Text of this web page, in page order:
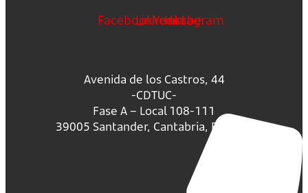
FacebookLinkedin
Youtube
Instagram
Avenida de los Castros, 44
-CDTUC-
Fase A – Local 108-111
39005 Santander, Cantabria, España.